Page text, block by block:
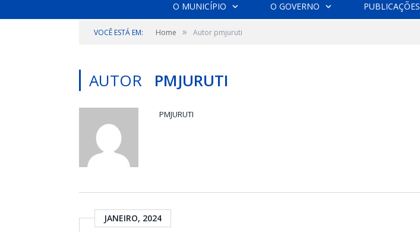
O MUNICÍPIO O GOVERNO PUBLICAÇÕES
VOCÊ ESTÁ EM: Home » Autor pmjuruti
AUTOR PMJURUTI
PMJURUTI
JANEIRO, 2024